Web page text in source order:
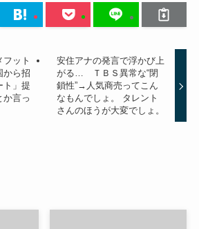
ット
から招
ト」提
言っ
安住アナの発言で浮かび上
がる… ＴＢＳ異常な“閉
鎖性”→人気商売ってこん
なもんでしょ。 タレント
さんのほうが大変でしょ。